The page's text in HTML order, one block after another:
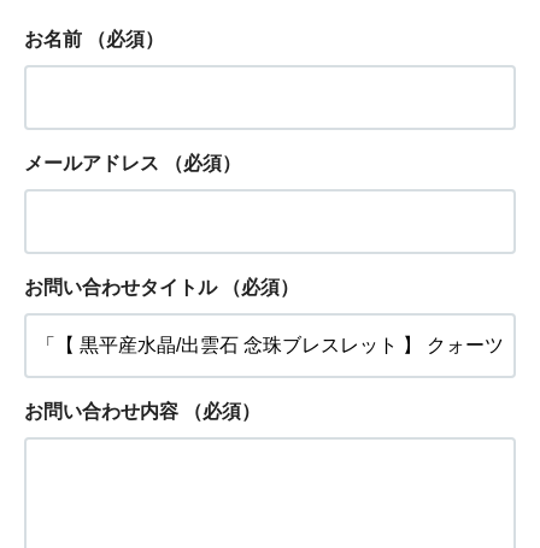
お名前 （必須）
メールアドレス （必須）
お問い合わせタイトル （必須）
お問い合わせ内容 （必須）